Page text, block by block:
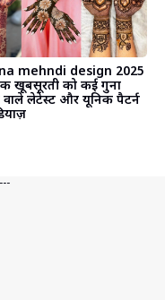
mehndi design 2025
की खूबसूरती को कई गुना
वाले लेटेस्ट और यूनिक पैटर्न